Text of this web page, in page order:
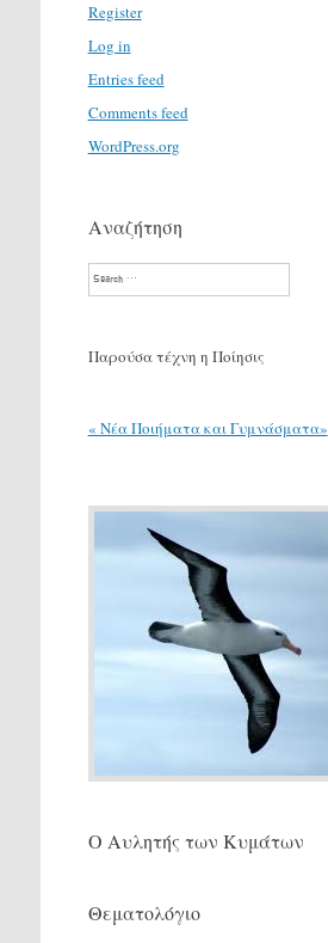
Register
Log in
Entries feed
Comments feed
WordPress.org
Αναζήτηση
Search
Παρούσα τέχνη η Ποίησις
« Νέα Ποιήματα και Γυμνάσματα»
Ο Αυλητής των Κυμάτων
Θεματολόγιο